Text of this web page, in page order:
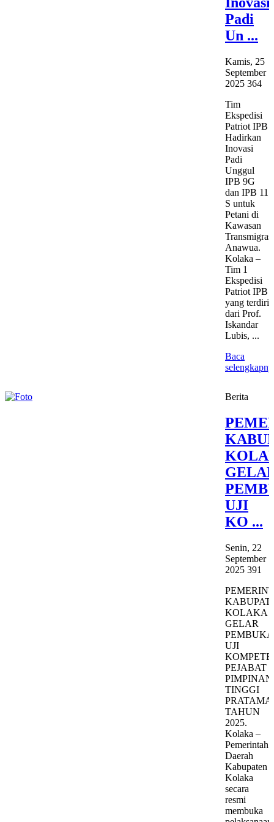
Padi
Un ...
Kamis, 25
September
2025 364
Tim
Ekspedisi
Patriot IPB
Hadirkan
Inovasi
Padi
Unggul
IPB 9G
dan IPB 11
S untuk
Petani di
Kawasan
Transmigrasi
Anawua.
Kolaka –
Tim 1
Ekspedisi
Patriot IPB
yang terdiri
dari Prof.
Iskandar
Lubis, ...
Baca
Berita
UJI
KO ...
Senin, 22
September
2025 391
KOLAKA
GELAR
UJI
PEJABAT
PIMPINAN
TINGGI
PRATAMA
TAHUN
2025.
Kolaka –
Pemerintah
Daerah
Kabupaten
Kolaka
secara
resmi
membuka